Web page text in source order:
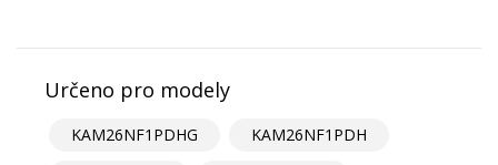
Určeno pro modely
KAM26NF1PDHG
KAM26NF1PDH